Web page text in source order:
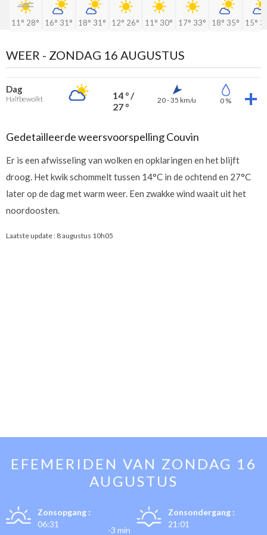
11° 28° 16° 31° 18° 31° 12° 26° 11° 30° 17° 33° 18° 35° 15°
WEER - ZONDAG 16 AUGUSTUS
Dag
Halfbewolkt
14 ° /
27 °
20 - 35 km/u 0 %
Gedetailleerde weersvoorspelling Couvin
Er is een afwisseling van wolken en opklaringen en het blijft
droog. Het kwik schommelt tussen 14°C in de ochtend en 27°C
later op de dag met warm weer. Een zwakke wind waait uit het
noordoosten.
Laatste update : 8 augustus 10h05
EFEMERIDEN VAN ZONDAG 16
AUGUSTUS
Zonsopgang :
06:31
-3 min
Zonsondergang :
21:01